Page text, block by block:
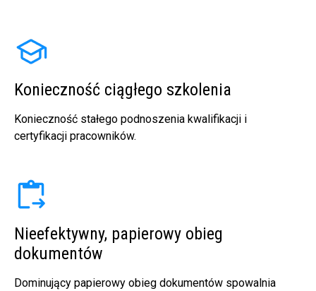
Konieczność ciągłego szkolenia
Konieczność stałego podnoszenia kwalifikacji i
certyfikacji pracowników.
Nieefektywny, papierowy obieg
dokumentów
Dominujący papierowy obieg dokumentów spowalnia